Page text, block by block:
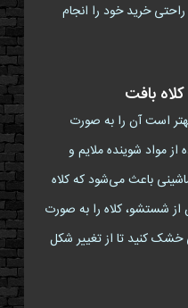
خرید خود را انجام
بافت
است آن را به صورت
مواد شوینده ملایم و
باعث می‌شود که کلاه
شستشو، کلاه را به صورت
کنید تا از تغییر شکل